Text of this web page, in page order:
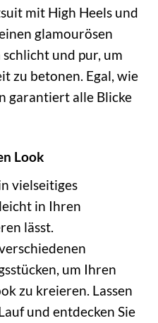
mit High Heels und
glamourösen
und pur, um
zu betonen. Egal, wie
garantiert alle Blicke
Look
vielseitiges
in Ihren
lässt.
um Ihren
zu kreieren. Lassen
und entdecken Sie